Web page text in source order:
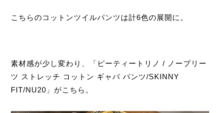
こちらのコットンツイルパンツは計6色の展開に。
素材感が少し変わり、「ピーティートリノ / ノープリー
ツ ストレッチ コットン ギャバ パンツ/SKINNY
FIT/NU20」がこちら。